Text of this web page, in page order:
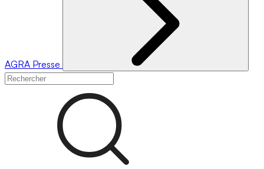
AGRA Presse